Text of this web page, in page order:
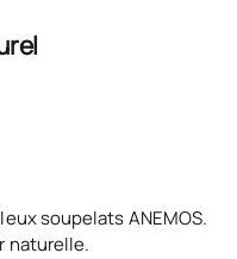
soupelats ANEMOS.
naturelle.